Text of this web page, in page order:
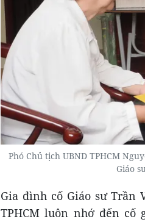
Phó Chủ tịch UBND TPHCM
Giáo
Gia đình cố Giáo sư Trần
TPHCM luôn nhớ đến cố